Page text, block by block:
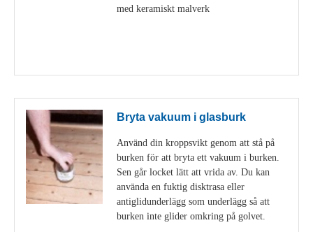
med keramiskt malverk
Bryta vakuum i glasburk
Använd din kroppsvikt genom att stå på
burken för att bryta ett vakuum i burken.
Sen går locket lätt att vrida av. Du kan
använda en fuktig disktrasa eller
antiglidunderlägg som underlägg så att
burken inte glider omkring på golvet.